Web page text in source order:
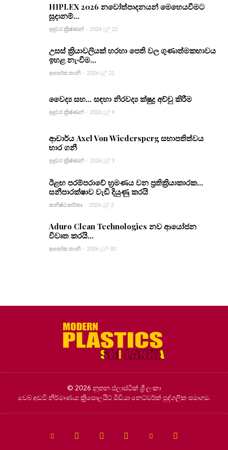
HIPLEX 2026 නවෝත්පාදනයන් මෙහෙයවීමට
සූදානම්...
ඉඳුවර ක්‍රිෂ්ණන් - 2026 ජූලි 22
උසස් ක්‍රියාවලියක් හරහා පෙති වල ගුණාත්මකභාවය
ඉහළ නැංවීම...
අසෝක තානි - 2026 ජූලි 21
වෛද්‍ය සහ... සඳහා නිරවද්‍ය ක්ෂුද්‍ර අච්චු කිරීම
ඉඳුවර ක්‍රිෂ්ණන් - 2026 ජූලි 9
ආචාර්ය Axel Von Wiedersperg සභාපතිත්වය
භාර ගනී
ඉඳුවර ක්‍රිෂ්ණන් - 2026 ජූලි 3
ඊළඟ පරම්පරාවේ භ්‍රමණය වන ප්‍රතික්‍රියාකාරක...
සනීපාරක්ෂාව වැඩි දියුණු කරයි
කනිෂ්ඨ කර්තෘ - 2026 ජූලි 2
Aduro Clean Technologies නව ආයෝජන
විවෘත කරයි...
අසෝක තානි - 2026 ජූනි 30
© 2026 නූතන ප්ලාස්ටික් ශ්‍රී ලංකා
වෙබ් අඩවි නිර්මාණය:ක්‍රිසොලයිට් මීඩියා නෙට්වර්ක් පුද්ගලික සමාගම.